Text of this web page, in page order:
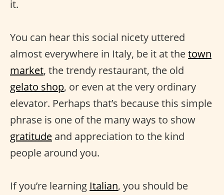
it.
You can hear this social nicety uttered
almost everywhere in Italy, be it at thetown
market, the trendy restaurant, the old
gelato shop, or even at the very ordinary
elevator. Perhaps that’s because this simple
phrase is one of the many ways to show
gratitude and appreciation to the kind
people around you.
If you’re learning Italian, you should be